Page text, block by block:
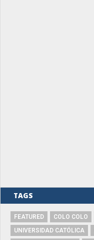
TAGS
FEATURED COLO COLO
UNIVERSIDAD CATÓLICA